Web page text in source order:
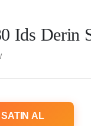
Ids Derin
SATIN AL